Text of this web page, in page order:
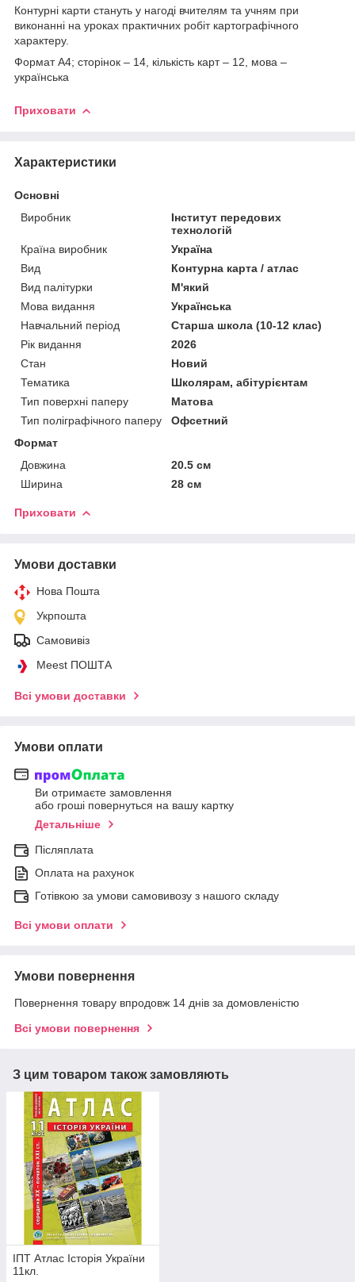
Контурні карти стануть у нагоді вчителям та учням при
виконанні на уроках практичних робіт картографічного
характеру.
Формат А4; сторінок – 14, кількість карт – 12, мова –
українська
Приховати
Характеристики
Основні
Виробник
Інститут передових
технологій
Країна виробник
Україна
Вид
Контурна карта / атлас
Вид палітурки
М'який
Мова видання
Українська
Навчальний період
Старша школа (10-12 клас)
Рік видання
2026
Стан
Новий
Тематика
Школярам, абітурієнтам
Тип поверхні паперу
Матова
Тип поліграфічного паперу
Офсетний
Формат
Довжина
20.5 см
Ширина
28 см
Приховати
Умови доставки
Нова Пошта
Укрпошта
Самовивіз
Meest ПОШТА
Всі умови доставки
Умови оплати
Ви отримаєте замовлення
або гроші повернуться на вашу картку
Детальніше
Післяплата
Оплата на рахунок
Готівкою за умови самовивозу з нашого складу
Всі умови оплати
Умови повернення
Повернення товару впродовж 14 днів за домовленістю
Всі умови повернення
З цим товаром також замовляють
ІПТ Атлас Iсторiя України
11кл.